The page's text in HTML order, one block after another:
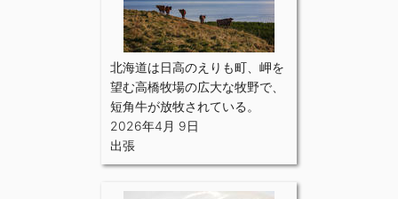
北海道は日高のえりも町、岬を
望む高橋牧場の広大な牧野で、
短角牛が放牧されている。
2026年4月 9日
出張